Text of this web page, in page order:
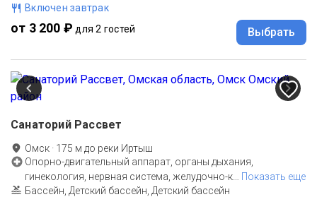
Включен завтрак
от 3 200 ₽ для 2 гостей Выбрать
Санаторий Рассвет
Омск · 175 м до реки Иртыш
Опорно-двигательный аппарат, органы дыхания,
гинекология, нервная система, желудочно-к
Показать еще
Бассейн, Детский бассейн, Детский бассейн